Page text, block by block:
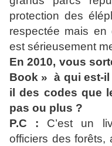
protection des
respectée mais en
est sérieusement
En 2010, vous
Book » à qui est-il
il des codes que
pas ou plus ?
P.C : C’est un
officiers des forêts,